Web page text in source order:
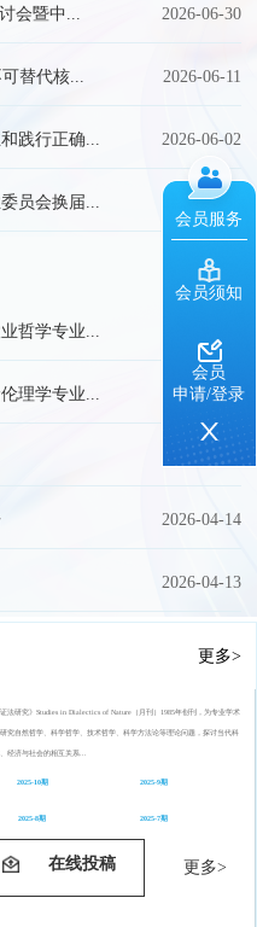
会暨中... 2026-06-30
替代核... 2026-06-11
践行正确... 2026-06-02
员会换届... 2026-04-30
更多>
哲学专业...
理学专业... 2026-06-11
2026-04-14
2026-04-14
2026-04-13
更多>
证法研究》Studies in Dialectics of Nature（月刊）1985年创刊，为专业学术
究自然哲学、科学哲学、技术哲学、科学方法论等理论问题，探讨当代科
经济与社会的相互关系...
2025-10期 2025-9期
2025-8期 2025-7期
更多>
在线投稿
会员服务
会员须知
会员
申请/登录